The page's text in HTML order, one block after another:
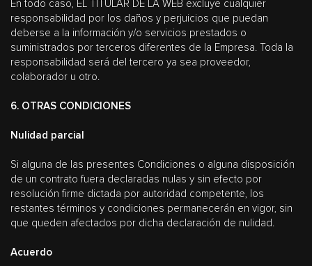
En todo caso, EL TITULAR DE LA WEB excluye cualquier
responsabilidad por los daños y perjuicios que puedan
deberse a la información y/o servicios prestados o
suministrados por terceros diferentes de la Empresa. Toda la
responsabilidad será del tercero ya sea proveedor,
colaborador u otro.
6. OTRAS CONDICIONES
Nulidad parcial
Si alguna de las presentes Condiciones o alguna disposición
de un contrato fuera declaradas nulas y sin efecto por
resolución firme dictada por autoridad competente, los
restantes términos y condiciones permanecerán en vigor, sin
que queden afectados por dicha declaración de nulidad.
Acuerdo